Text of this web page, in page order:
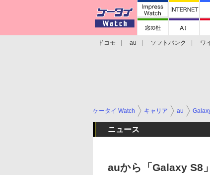
ドコモ au ソフトバンク ワ
ケータイ Watch キャリア au
ニュース
auから「Galaxy S8